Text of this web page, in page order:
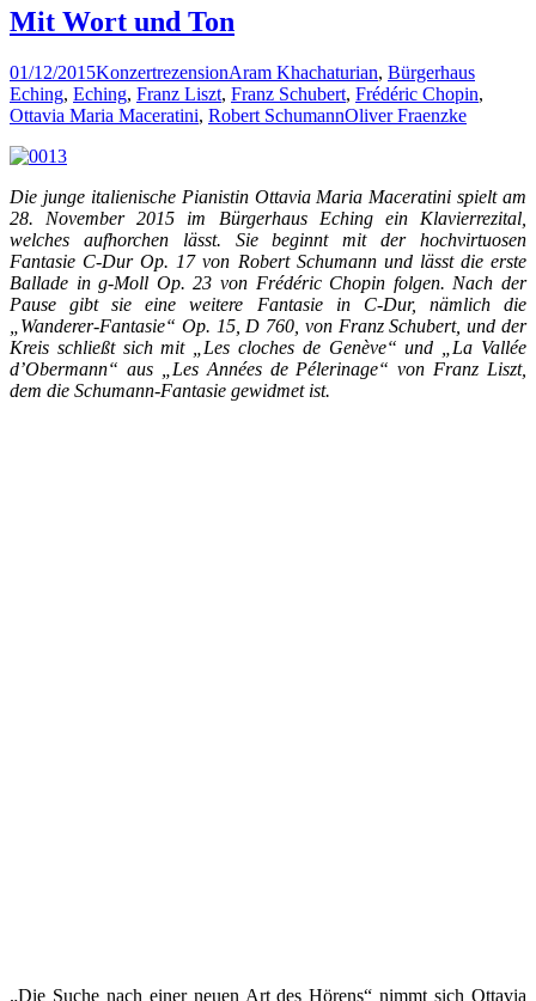
Mit Wort und Ton
01/12/2015KonzertrezensionAram Khachaturian, Bürgerhaus
Eching, Eching, Franz Liszt, Franz Schubert, Frédéric Chopin,
Ottavia Maria Maceratini, Robert SchumannOliver Fraenzke
Die junge italienische Pianistin Ottavia Maria Maceratini spielt am
28. November 2015 im Bürgerhaus Eching ein Klavierrezital,
welches aufhorchen lässt. Sie beginnt mit der hochvirtuosen
Fantasie C-Dur Op. 17 von Robert Schumann und lässt die erste
Ballade in g-Moll Op. 23 von Frédéric Chopin folgen. Nach der
Pause gibt sie eine weitere Fantasie in C-Dur, nämlich die
„Wanderer-Fantasie“ Op. 15, D 760, von Franz Schubert, und der
Kreis schließt sich mit „Les cloches de Genève“ und „La Vallée
d’Obermann“ aus „Les Années de Pélerinage“ von Franz Liszt,
dem die Schumann-Fantasie gewidmet ist.
„Die Suche nach einer neuen Art des Hörens“ nimmt sich Ottavia